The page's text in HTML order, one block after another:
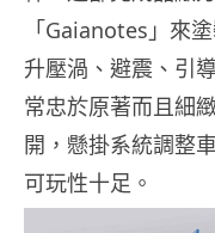
「Gaianotes」來
升壓渦、避震、引
常忠於原著而且細
開，懸掛系統調整
可玩性十足。